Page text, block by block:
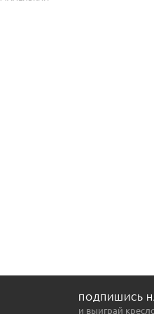
ПОДПИШИСЬ
и выиграй